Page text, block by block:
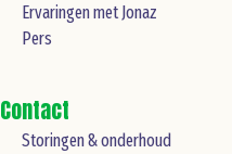
Ervaringen met Jonaz
Pers
Contact
Storingen & onderhoud